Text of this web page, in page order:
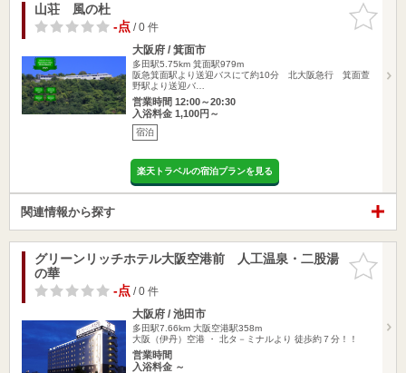
お気に入
りに追加
山荘 風の杜
-点/ 0 件
大阪府 / 箕面市
多田駅5.75km 箕面駅979m
阪急箕面駅より送迎バスにて約10分 北大阪急行 箕面萱
野駅より送迎バ…
営業時間 12:00～20:30
入浴料金 1,100円～
宿泊
楽天トラベルの宿泊プランを見る
関連情報から探す
お気に入
りに追加
グリーンリッチホテル大阪空港前 人工温泉・二股湯
の華
-点/ 0 件
大阪府 / 池田市
多田駅7.66km 大阪空港駅358m
大阪（伊丹）空港 ・ 北タ－ミナルより 徒歩約７分！！
営業時間
入浴料金 ～